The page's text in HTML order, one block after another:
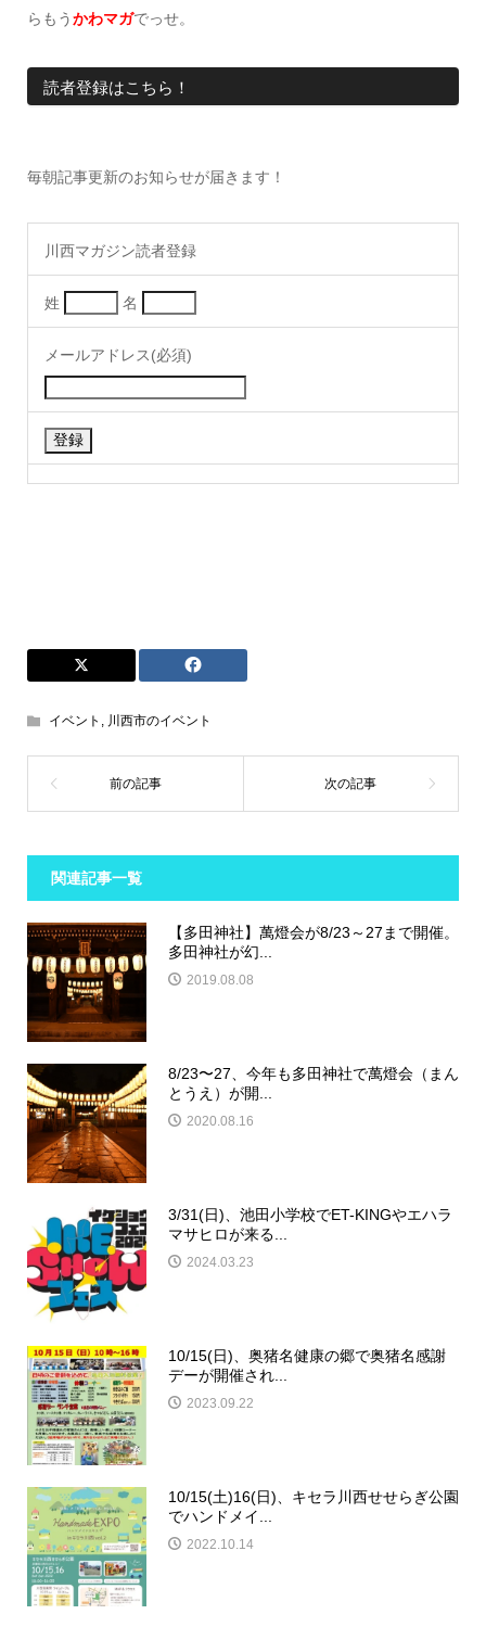
らもうかわマガでっせ。
読者登録はこちら！
毎朝記事更新のお知らせが届きます！
川西マガジン読者登録
姓 名
メールアドレス(必須)
イベント , 川西市のイベント
関連記事一覧
【多田神社】萬燈会が8/23～27まで開催。
多田神社が幻...
2019.08.08
8/23〜27、今年も多田神社で萬燈会（まん
とうえ）が開...
2020.08.16
3/31(日)、池田小学校でET-KINGやエハラ
マサヒロが来る...
2024.03.23
10/15(日)、奥猪名健康の郷で奥猪名感謝
デーが開催され...
2023.09.22
10/15(土)16(日)、キセラ川西せせらぎ公園
でハンドメイ...
2022.10.14